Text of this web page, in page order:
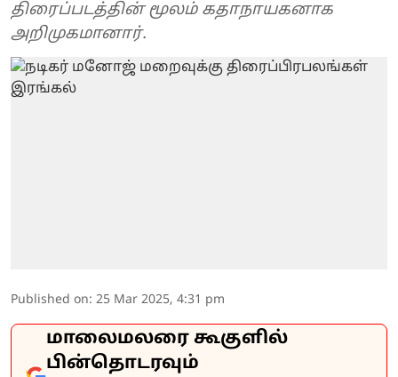
திரைப்படத்தின் மூலம் கதாநாயகனாக
அறிமுகமானார்.
Published on: 25 Mar 2025, 4:31 pm
மாலைமலரை கூகுளில்
பின்தொடரவும்